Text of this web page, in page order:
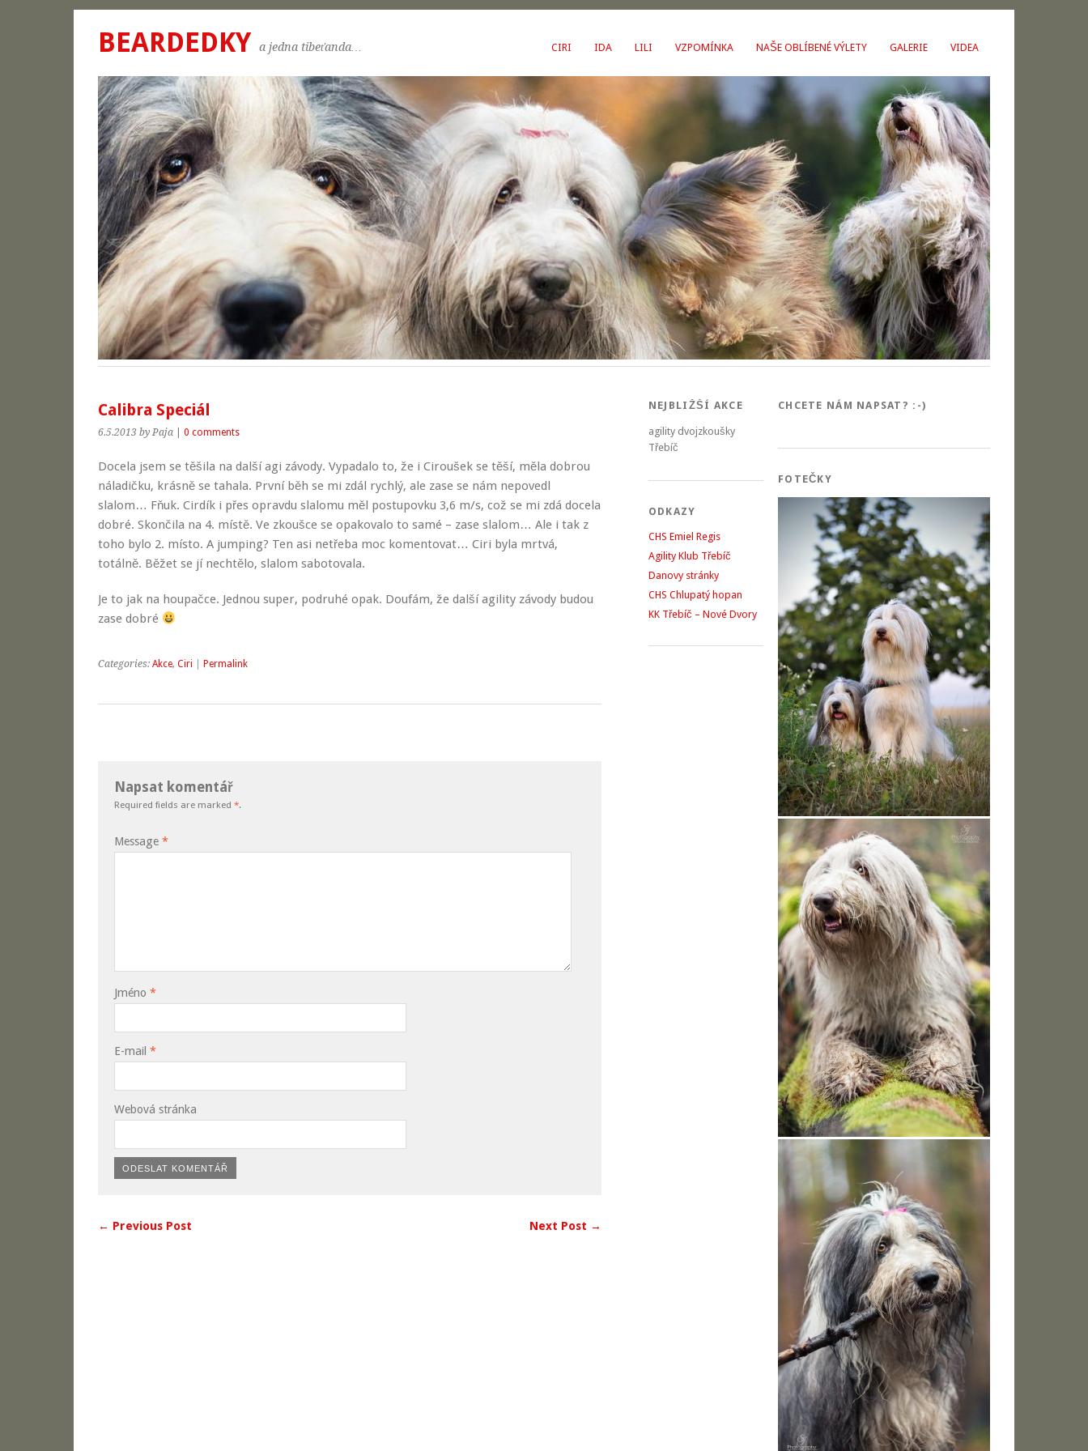
CIRI IDA LILI VZPOMÍNKA NAŠE OBLÍBENÉ VÝLETY GALERIE VIDEA
BEARDEDKY a jedna tibeťanda…
Calibra Speciál
6.5.2013 by Paja 0 comments
Docela jsem se těšila na další agi závody. Vypadalo to, že i Ciroušek se těší, měla dobrou
náladičku, krásně se tahala. První běh se mi zdál rychlý, ale zase se nám nepovedl
slalom… Fňuk. Cirdík i přes opravdu slalomu měl postupovku 3,6 m/s, což se mi zdá docela
dobré. Skončila na 4. místě. Ve zkoušce se opakovalo to samé – zase slalom… Ale i tak z
toho bylo 2. místo. A jumping? Ten asi netřeba moc komentovat… Ciri byla mrtvá,
totálně. Běžet se jí nechtělo, slalom sabotovala.
Je to jak na houpačce. Jednou super, podruhé opak. Doufám, že další agility závody budou
zase dobré
Categories: Akce, Ciri Permalink
Napsat komentář
Required fields are marked *.
Message *
Jméno *
E-mail *
Webová stránka
← Previous Post Next Post →
NEJBLIŽŠÍ AKCE
agility dvojzkoušky
Třebíč
ODKAZY
CHS Emiel Regis
Agility Klub Třebíč
Danovy stránky
CHS Chlupatý hopan
KK Třebíč – Nové Dvory
CHCETE NÁM NAPSAT? :-)
FOTEČKY